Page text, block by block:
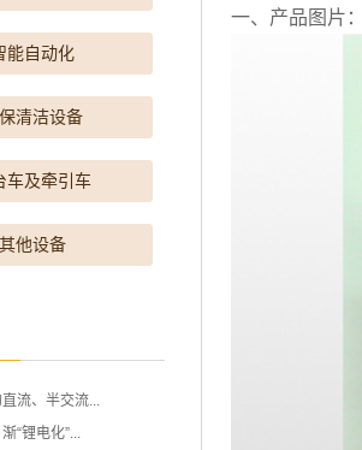
能自动化
清洁设备
车及牵引车
其他设备
流、半交流...
“锂电化”...
一、产品图片：